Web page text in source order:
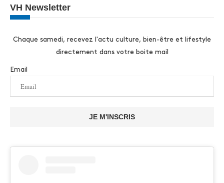
VH Newsletter
Chaque samedi, recevez l'actu culture, bien-être et lifestyle
directement dans votre boite mail
Email
JE M'INSCRIS